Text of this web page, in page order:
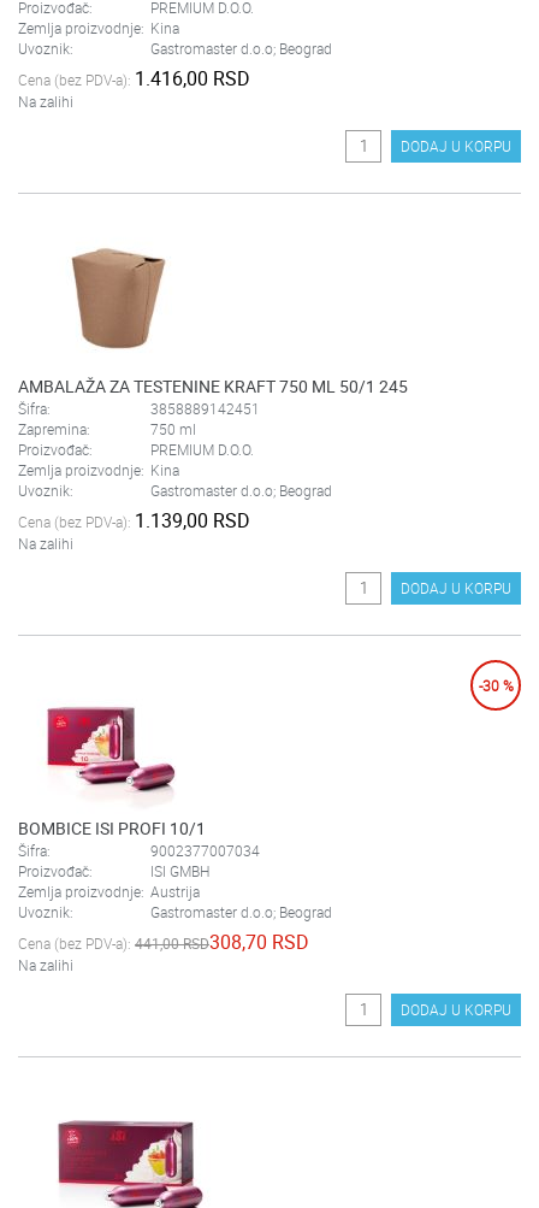
Proizvođač:
PREMIUM D.O.O.
Zemlja proizvodnje: Kina
Uvoznik:
Gastromaster d.o.o; Beograd
Cena (bez PDV-a): 1.416,00 RSD
Na zalihi
DODAJ U KORPU
AMBALAŽA ZA TESTENINE KRAFT 750 ML 50/1 245
Šifra:
3858889142451
Zapremina:
750 ml
Proizvođač:
PREMIUM D.O.O.
Zemlja proizvodnje: Kina
Uvoznik:
Gastromaster d.o.o; Beograd
Cena (bez PDV-a): 1.139,00 RSD
Na zalihi
DODAJ U KORPU
-30 %
BOMBICE ISI PROFI 10/1
Šifra:
9002377007034
Proizvođač:
ISI GMBH
Zemlja proizvodnje: Austrija
Uvoznik:
Gastromaster d.o.o; Beograd
Cena (bez PDV-a): 441,00 RSD308,70 RSD
Na zalihi
DODAJ U KORPU